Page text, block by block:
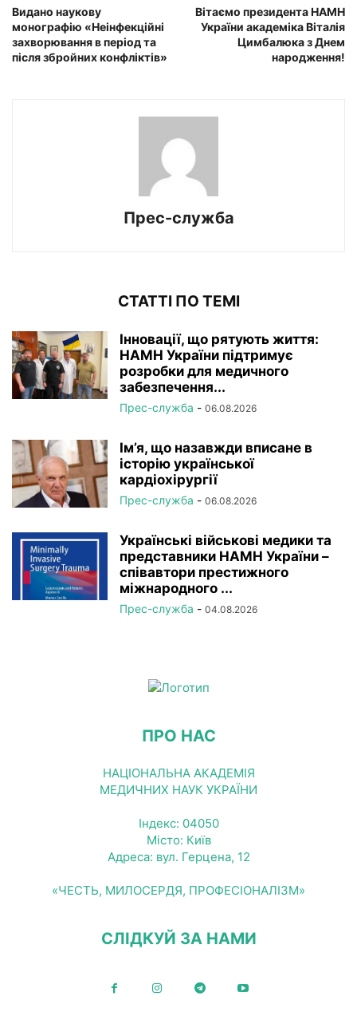
Видано наукову
монографію «Неінфекційні
захворювання в період та
після збройних конфліктів»
Вітаємо президента НАМН
України академіка Віталія
Цимбалюка з Днем
народження!
Прес-служба
СТАТТІ ПО ТЕМІ
Інновації, що рятують життя:
НАМН України підтримує
розробки для медичного
забезпечення...
Прес-служба - 06.08.2026
Ім’я, що назавжди вписане в
історію української
кардіохірургії
Прес-служба - 06.08.2026
Українські військові медики та
представники НАМН України –
співавтори престижного
міжнародного ...
Прес-служба - 04.08.2026
ПРО НАС
НАЦІОНАЛЬНА АКАДЕМІЯ
МЕДИЧНИХ НАУК УКРАЇНИ
Індекс: 04050
Місто: Київ
Адреса: вул. Герцена, 12
«ЧЕСТЬ, МИЛОСЕРДЯ, ПРОФЕСІОНАЛІЗМ»
СЛІДКУЙ ЗА НАМИ